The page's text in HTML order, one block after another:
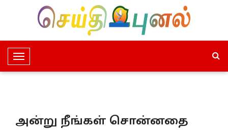
T
o
e
அன்று நீங்கள் சொன்னதை